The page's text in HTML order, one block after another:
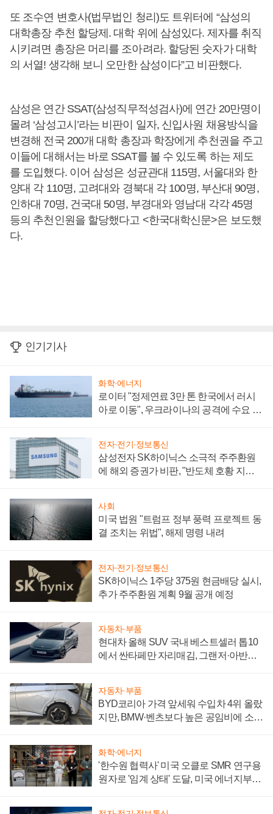
또 조수연 변호사(법무법인 청리)도 트위터에 “삼성의
대학총장 추천 할당제. 대학 위에 삼성있다. 제자를 취직
시키려면 총장은 머리를 조아려라. 할당된 숫자가 대학
의 서열! 생각해 보니 오만한 삼성이다”고 비판했다.
삼성은 연간 SSAT(삼성직무적성검사)에 연간 20만명이
몰려 ‘삼성고시’라는 비판이 일자, 신입사원 채용방식을
변경해 전국 200개 대학 총장과 학장에게 추천권을 주고
이들에 대해서는 바로 SSAT를 볼 수 있도록 하는 제도
를 도입했다. 이어 삼성은 성균관대 115명, 서울대와 한
양대 각 110명, 고려대와 경북대 각 100명, 부산대 90명,
인하대 70명, 건국대 50명, 부경대와 영남대 각각 45명
등의 추천인원을 할당했다고 <한국대학신문>은 보도했
다.
인기기사
화학·에너지
로이터 "정제연료 3만 톤 한국에서 러시
아로 이동", 우크라이나의 공격에 수요 늘
전자·전기·정보통신
삼성전자 SK하이닉스 소극적 주주환원
에 해외 증권가 비판, "반도체 호황 지속
사회
미국 법원 "트럼프 정부 풍력 프로젝트 동
결 조치는 위법", 해제 명령 내려
전자·전기·정보통신
SK하이닉스 1주당 375원 현금배당 실시,
추가 주주환원 계획 9월 공개 예정
자동차·부품
현대차 올해 SUV 국내 베스트셀러 톱10
에서 싼타페만 자리매김, 그랜저·아반떼
자동차·부품
BYD코리아 가격 앞세워 수입차 4위 올랐
지만, BMW·벤츠보다 높은 공임비에 소비
화학·에너지
'한수원 협력사' 미국 오클로 SMR 연구용
원자로 '임계 상태' 도달, 미국 에너지부